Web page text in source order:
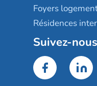
Foyers
Résidences
Suivez-nous